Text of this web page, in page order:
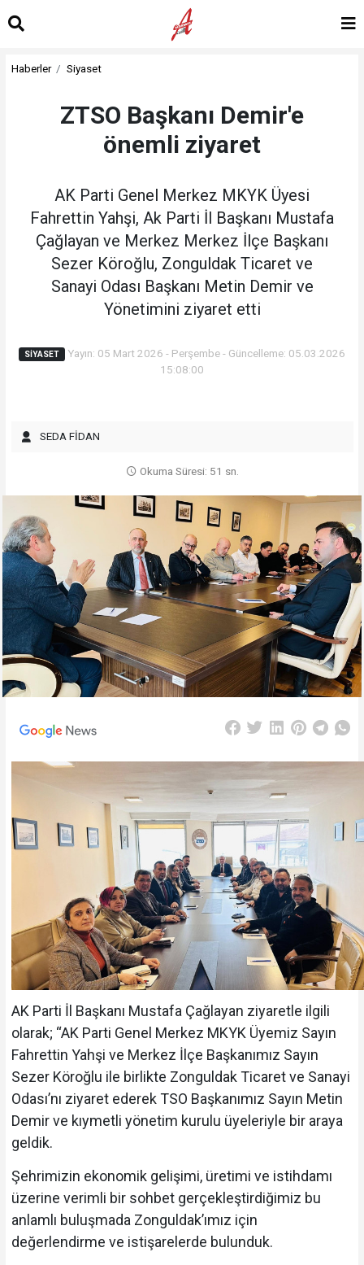
Haberler Siyaset
ZTSO Başkanı Demir'e
önemli ziyaret
AK Parti Genel Merkez MKYK Üyesi
Fahrettin Yahşi, Ak Parti İl Başkanı Mustafa
Çağlayan ve Merkez Merkez İlçe Başkanı
Sezer Köroğlu, Zonguldak Ticaret ve
Sanayi Odası Başkanı Metin Demir ve
Yönetimini ziyaret etti
SIYASET Yayın: 05 Mart 2026 - Perşembe - Güncelleme: 05.03.2026
15:08:00
SEDA FİDAN
Okuma Süresi: 51 sn.
AK Parti İl Başkanı Mustafa Çağlayan ziyaretle ilgili
olarak; “AK Parti Genel Merkez MKYK Üyemiz Sayın
Fahrettin Yahşi ve Merkez İlçe Başkanımız Sayın
Sezer Köroğlu ile birlikte Zonguldak Ticaret ve Sanayi
Odası’nı ziyaret ederek TSO Başkanımız Sayın Metin
Demir ve kıymetli yönetim kurulu üyeleriyle bir araya
geldik.
Şehrimizin ekonomik gelişimi, üretimi ve istihdamı
üzerine verimli bir sohbet gerçekleştirdiğimiz bu
anlamlı buluşmada Zonguldak’ımız için
değerlendirme ve istişarelerde bulunduk.